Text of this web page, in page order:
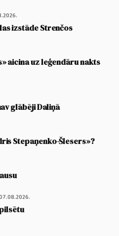
izstāde Strenčos
aicina uz leģendāru nakts
glābēji Daliņā
Stepaņenko-Šlesers»?